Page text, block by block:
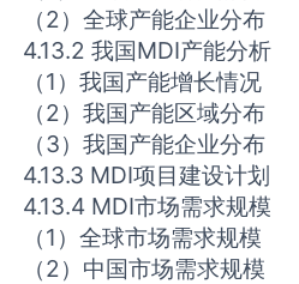
（2）全球产能企业分布
4.13.2 我国MDI产能分析
（1）我国产能增长情况
（2）我国产能区域分布
（3）我国产能企业分布
4.13.3 MDI项目建设计划
4.13.4 MDI市场需求规模
（1）全球市场需求规模
（2）中国市场需求规模